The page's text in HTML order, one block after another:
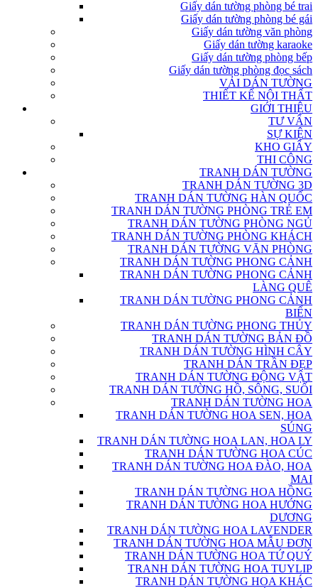
Giấy dán tường phòng bé trai
Giấy dán tường phòng bé gái
Giấy dán tường văn phòng
Giấy dán tường karaoke
Giấy dán tường phòng bếp
Giấy dán tường phòng đọc sách
VẢI DÁN TƯỜNG
THIẾT KẾ NỘI THẤT
GIỚI THIỆU
TƯ VẤN
SỰ KIỆN
KHO GIẤY
THI CÔNG
TRANH DÁN TƯỜNG
TRANH DÁN TƯỜNG 3D
TRANH DÁN TƯỜNG HÀN QUỐC
TRANH DÁN TƯỜNG PHÒNG TRẺ EM
TRANH DÁN TƯỜNG PHÒNG NGỦ
TRANH DÁN TƯỜNG PHÒNG KHÁCH
TRANH DÁN TƯỜNG VĂN PHÒNG
TRANH DÁN TƯỜNG PHONG CẢNH
TRANH DÁN TƯỜNG PHONG CẢNH
LÀNG QUÊ
TRANH DÁN TƯỜNG PHONG CẢNH
BIỂN
TRANH DÁN TƯỜNG PHONG THỦY
TRANH DÁN TƯỜNG BẢN ĐỒ
TRANH DÁN TƯỜNG HÌNH CÂY
TRANH DÁN TRẦN ĐẸP
TRANH DÁN TƯỜNG ĐỘNG VẬT
TRANH DÁN TƯỜNG HỒ, SÔNG, SUỐI
TRANH DÁN TƯỜNG HOA
TRANH DÁN TƯỜNG HOA SEN, HOA
SÚNG
TRANH DÁN TƯỜNG HOA LAN, HOA LY
TRANH DÁN TƯỜNG HOA CÚC
TRANH DÁN TƯỜNG HOA ĐÀO, HOA
MAI
TRANH DÁN TƯỜNG HOA HỒNG
TRANH DÁN TƯỜNG HOA HƯỚNG
DƯƠNG
TRANH DÁN TƯỜNG HOA LAVENDER
TRANH DÁN TƯỜNG HOA MẪU ĐƠN
TRANH DÁN TƯỜNG HOA TỨ QUÝ
TRANH DÁN TƯỜNG HOA TUYLIP
TRANH DÁN TƯỜNG HOA KHÁC